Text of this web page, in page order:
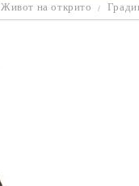
Живот на открито